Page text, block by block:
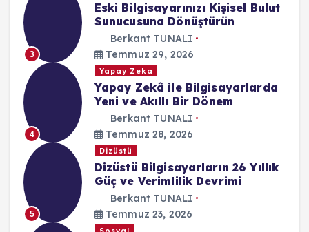
3
Eski Bilgisayarınızı Kişisel Bulut
Sunucusuna Dönüştürün
Berkant TUNALI
Temmuz 29, 2026
4
Yapay Zeka
Yapay Zekâ ile Bilgisayarlarda
Yeni ve Akıllı Bir Dönem
Berkant TUNALI
Temmuz 28, 2026
5
Dizüstü
Dizüstü Bilgisayarların 26 Yıllık
Güç ve Verimlilik Devrimi
Berkant TUNALI
Temmuz 23, 2026